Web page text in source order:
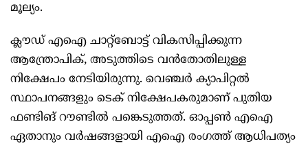
മൂല്യം.
ക്ലൗഡ്‌ എഐ ചാറ്റ്‌ബോട്ട് വികസിപ്പിക്കുന്ന
ആന്ത്രോപിക്, അടുത്തിടെ വന്‍തോതിലുള്ള
നിക്ഷേപം നേടിയിരുന്നു. വെഞ്ചര്‍ ക്യാപിറ്റല്‍
സ്ഥാപനങ്ങളും ടെക് നിക്ഷേപകരുമാണ് പുതിയ
ഫണ്ടിങ് റൗണ്ടില്‍ പങ്കെടുത്തത്. ഓപ്പണ്‍ എഐ
ഏതാനും വര്‍ഷങ്ങളായി എഐ രംഗത്ത് ആധിപത്യം